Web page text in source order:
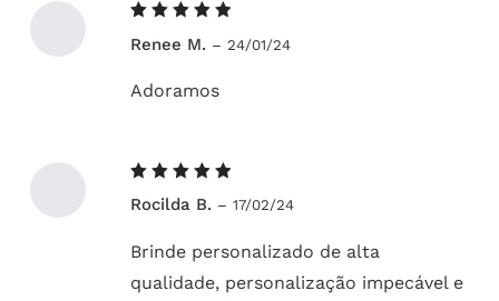
5de 5
Renee M. – 24/01/24
Adoramos
5de 5
Rocilda B. – 17/02/24
Brinde personalizado de alta
qualidade, personalização impecável e